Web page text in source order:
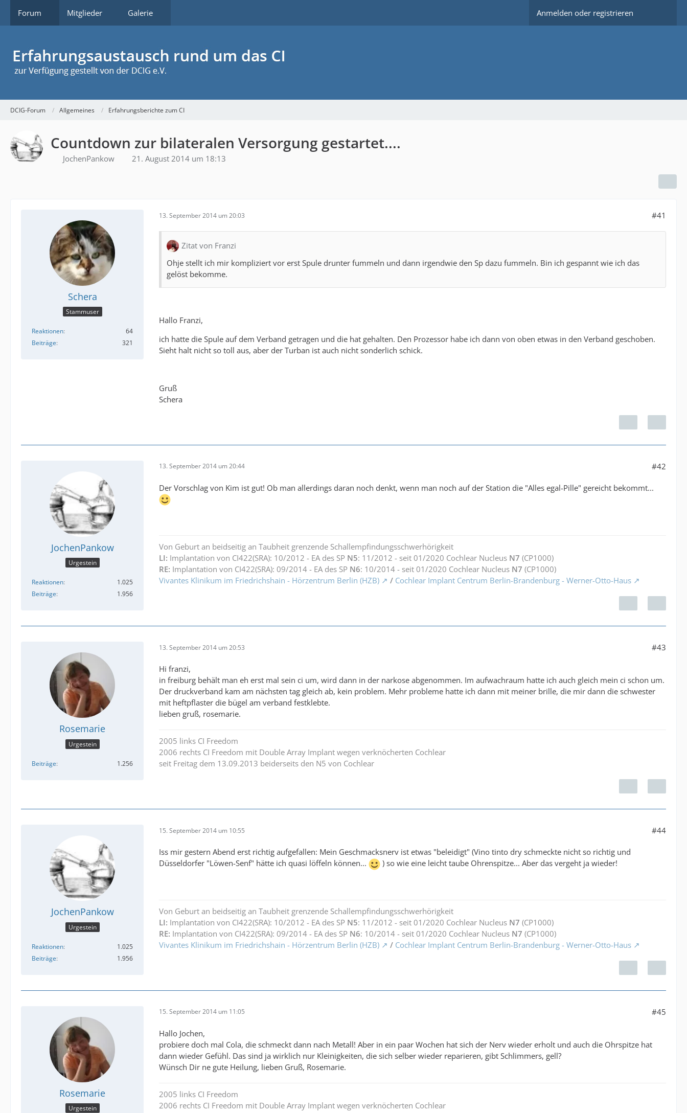
Forum Mitglieder Galerie Anmelden oder registrieren
DCIG-Forum Allgemeines Erfahrungsberichte zum CI
Countdown zur bilateralen Versorgung gestartet....
JochenPankow 21. August 2014 um 18:13
Schera
Stammuser
Reaktionen
64
Beiträge
321
13. September 2014 um 20:03 #41
Zitat von Franzi
Ohje stellt ich mir kompliziert vor erst Spule drunter fummeln und dann irgendwie den Sp dazu fummeln. Bin ich gespannt wie ich das
gelöst bekomme.
Hallo Franzi,
ich hatte die Spule auf dem Verband getragen und die hat gehalten. Den Prozessor habe ich dann von oben etwas in den Verband geschoben.
Sieht halt nicht so toll aus, aber der Turban ist auch nicht sonderlich schick.
Gruß
Schera
JochenPankow
Urgestein
Reaktionen
1.025
Beiträge
1.956
13. September 2014 um 20:44 #42
Der Vorschlag von Kim ist gut! Ob man allerdings daran noch denkt, wenn man noch auf der Station die "Alles egal-Pille" gereicht bekommt...
Von Geburt an beidseitig an Taubheit grenzende Schallempfindungsschwerhörigkeit
LI: Implantation von CI422(SRA): 10/2012 - EA des SP N5: 11/2012 - seit 01/2020 Cochlear Nucleus N7 (CP1000)
RE: Implantation von CI422(SRA): 09/2014 - EA des SP N6: 10/2014 - seit 01/2020 Cochlear Nucleus N7 (CP1000)
Vivantes Klinikum im Friedrichshain - Hörzentrum Berlin (HZB)
/ Cochlear Implant Centrum Berlin-Brandenburg - Werner-Otto-Haus
Rosemarie
Urgestein
Beiträge 1.256
13. September 2014 um 20:53 #43
Hi franzi,
in freiburg behält man eh erst mal sein ci um, wird dann in der narkose abgenommen. Im aufwachraum hatte ich auch gleich mein ci schon um.
Der druckverband kam am nächsten tag gleich ab, kein problem. Mehr probleme hatte ich dann mit meiner brille, die mir dann die schwester
mit heftpflaster die bügel am verband festklebte.
lieben gruß, rosemarie.
2005 links CI Freedom
2006 rechts CI Freedom mit Double Array Implant wegen verknöcherten Cochlear
seit Freitag dem 13.09.2013 beiderseits den N5 von Cochlear
JochenPankow
Urgestein
Reaktionen
1.025
Beiträge
1.956
15. September 2014 um 10:55 #44
Iss mir gestern Abend erst richtig aufgefallen: Mein Geschmacksnerv ist etwas "beleidigt" (Vino tinto dry schmeckte nicht so richtig und
Düsseldorfer "Löwen-Senf" hätte ich quasi löffeln können...
) so wie eine leicht taube Ohrenspitze... Aber das vergeht ja wieder!
Von Geburt an beidseitig an Taubheit grenzende Schallempfindungsschwerhörigkeit
LI: Implantation von CI422(SRA): 10/2012 - EA des SP N5: 11/2012 - seit 01/2020 Cochlear Nucleus N7 (CP1000)
RE: Implantation von CI422(SRA): 09/2014 - EA des SP N6: 10/2014 - seit 01/2020 Cochlear Nucleus N7 (CP1000)
Vivantes Klinikum im Friedrichshain - Hörzentrum Berlin (HZB)
/ Cochlear Implant Centrum Berlin-Brandenburg - Werner-Otto-Haus
Rosemarie
Urgestein
15. September 2014 um 11:05 #45
Hallo Jochen,
probiere doch mal Cola, die schmeckt dann nach Metall! Aber in ein paar Wochen hat sich der Nerv wieder erholt und auch die Ohrspitze hat
dann wieder Gefühl. Das sind ja wirklich nur Kleinigkeiten, die sich selber wieder reparieren, gibt Schlimmers, gell?
Wünsch Dir ne gute Heilung, lieben Gruß, Rosemarie.
2005 links CI Freedom
2006 rechts CI Freedom mit Double Array Implant wegen verknöcherten Cochlear